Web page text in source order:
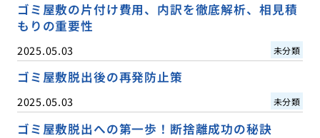
ゴミ屋敷の片付け費用、内訳を徹底解析、相見積
もりの重要性
2025.05.03 未分類
ゴミ屋敷脱出後の再発防止策
2025.05.03 未分類
ゴミ屋敷脱出への第一歩！断捨離成功の秘訣